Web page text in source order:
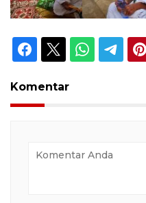
Komentar